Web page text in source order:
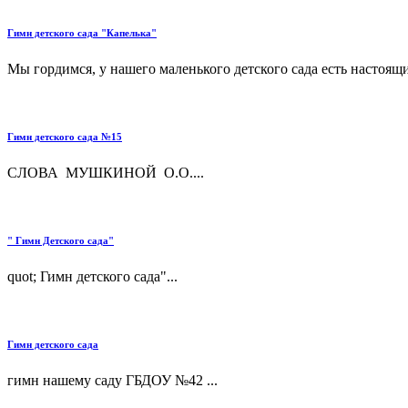
Гимн детского сада "Капелька"
Мы гордимся, у нашего маленького детского сада есть
Гимн детского сада №15
СЛОВА МУШКИНОЙ О.О....
" Гимн Детского сада"
quot; Гимн детского сада"...
Гимн детского сада
гимн нашему саду ГБДОУ №42 ...